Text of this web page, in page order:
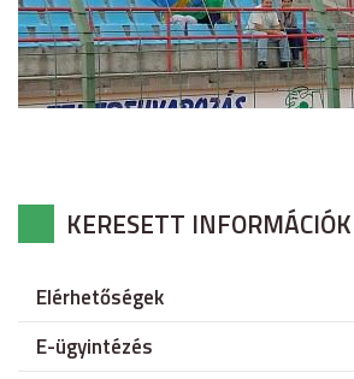
KERESETT INFORMÁCIÓK
Elérhetőségek
E-ügyintézés